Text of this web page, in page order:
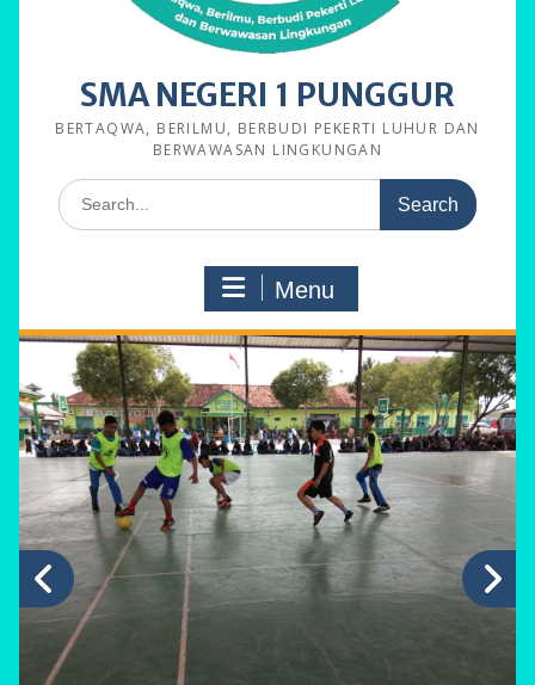
SMA NEGERI 1 PUNGGUR
BERTAQWA, BERILMU, BERBUDI PEKERTI LUHUR DAN
BERWAWASAN LINGKUNGAN
Search
for:
Menu